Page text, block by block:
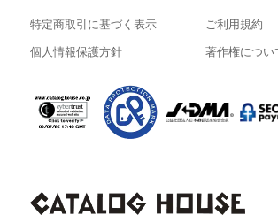
特定商取引に基づく表示 ご利用規約
個人情報保護方針 著作権につい